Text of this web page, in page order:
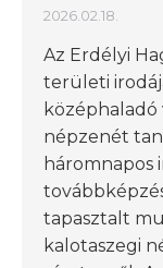
2026.02.18.
Az Erdélyi
területi
középhaladó
népzenét
háromnapos
tapasztalt
kalotaszegi